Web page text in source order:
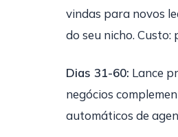
vindas para novos
do seu nicho. Custo:
Dias 31-60: Lance
negócios
automáticos de